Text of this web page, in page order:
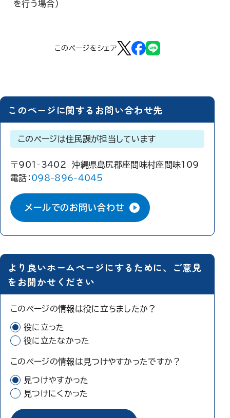
を行う場合）
このページをシェア
このページに関するお問い合わせ先
このページは住民課が担当しています
〒901-3402 沖縄県島尻郡座間味村座間味109
電話： 098-896-4045
メールでのお問い合わせ
より良いホームページにするために、ご意見
をお聞かせください
このページの情報は役に立ちましたか？
役に立った
役に立たなかった
このページの情報は見つけやすかったですか？
見つけやすかった
見つけにくかった